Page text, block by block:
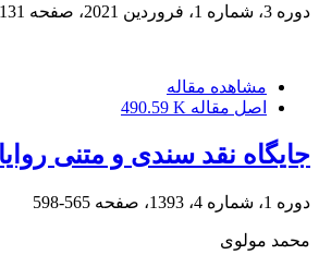
دوره 3، شماره 1، فروردین 2021، صفحه
131-143
مشاهده مقاله
اصل مقاله 490.59 K
جایگاه نقد سندی و متنی
دوره 1، شماره 4، 1393، صفحه 565-598
محمد مولوی